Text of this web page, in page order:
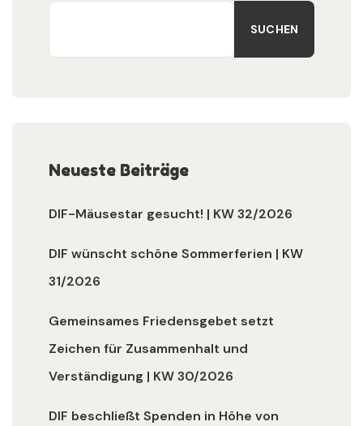
SUCHEN
Neueste Beiträge
DIF-Mäusestar gesucht! | KW 32/2026
DIF wünscht schöne Sommerferien | KW
31/2026
Gemeinsames Friedensgebet setzt
Zeichen für Zusammenhalt und
Verständigung | KW 30/2026
DIF beschließt Spenden in Höhe von